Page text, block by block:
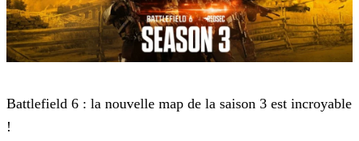
Battlefield 6 : la nouvelle map de la saison 3 est incroyable
!